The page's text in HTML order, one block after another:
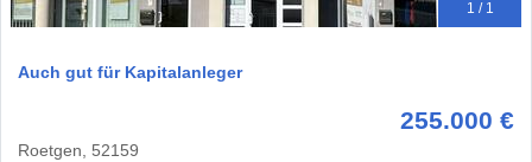
1 / 1
Auch gut für Kapitalanleger
255.000 €
Roetgen, 52159